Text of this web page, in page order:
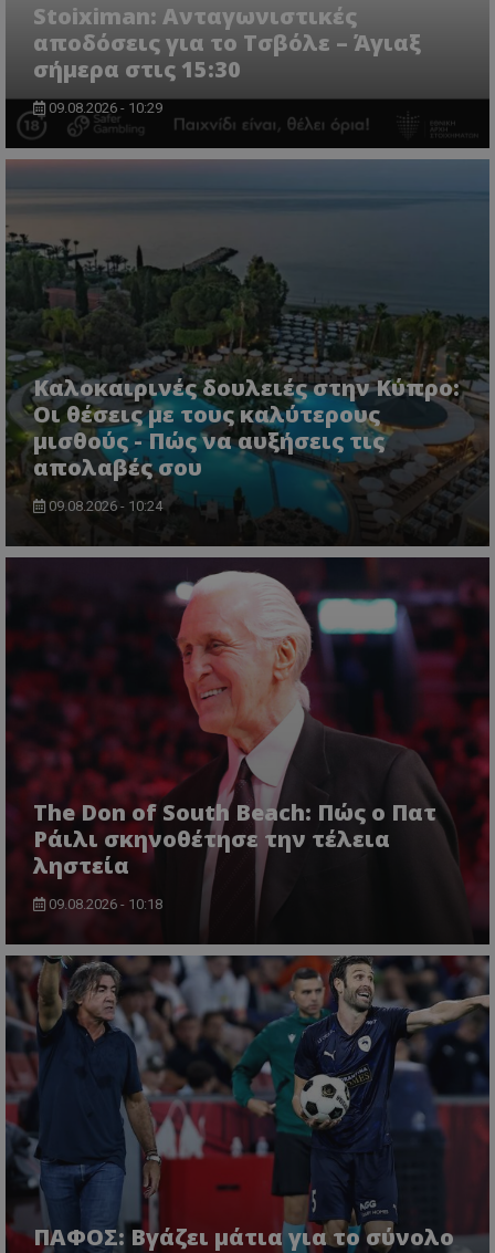
Stoiximan: Ανταγωνιστικές
αποδόσεις για το Τσβόλε – Άγιαξ
σήμερα στις 15:30
09.08.2026 - 10:29
Καλοκαιρινές δουλειές στην Κύπρο:
Οι θέσεις με τους καλύτερους
μισθούς - Πώς να αυξήσεις τις
απολαβές σου
09.08.2026 - 10:24
The Don of South Beach: Πώς ο Πατ
Ράιλι σκηνοθέτησε την τέλεια
ληστεία
09.08.2026 - 10:18
ΠΑΦΟΣ: Βγάζει μάτια για το σύνολο